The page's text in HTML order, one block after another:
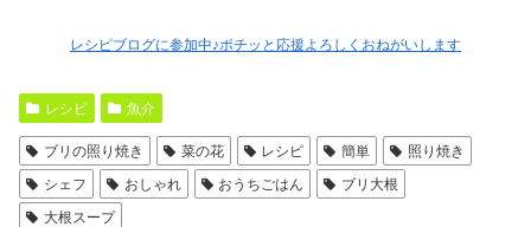
レシピブログに参加中♪ポチッと応援よろしくおねがいします
レシピ 魚介
ブリの照り焼き 菜の花 レシピ 簡単
照り焼き
シェフ
おしゃれ おうちごはん
ブリ大根
大根スープ